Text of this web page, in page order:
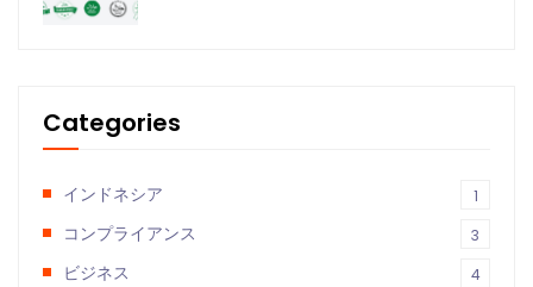
Categories
インドネシア 1
コンプライアンス 3
ビジネス 4